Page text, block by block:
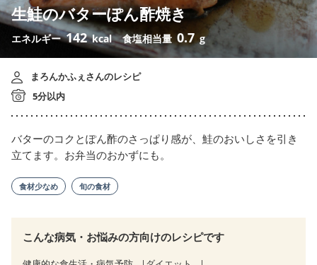
生鮭のバターぽん酢焼き
エネルギー142 kcal 食塩相当量 0.7 g
まろんかふぇさんのレシピ
5分以内
バターのコクとぽん酢のさっぱり感が、鮭のおいしさを引き
立てます。お弁当のおかずにも。
食材少なめ 旬の食材
こんな病気・お悩みの方向けのレシピです